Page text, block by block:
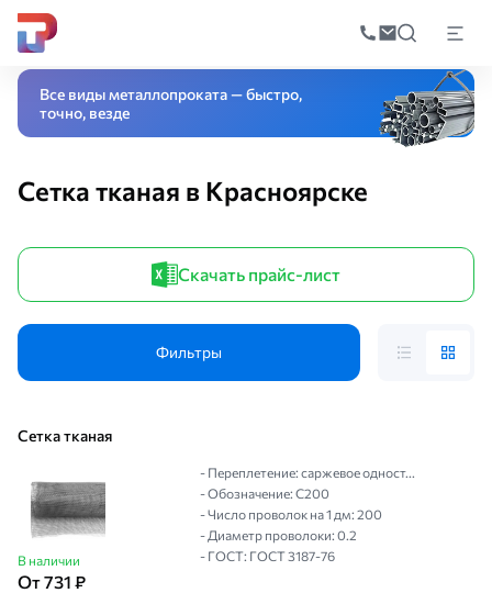
по
Главная Сетка тканая
Все виды металлопроката — быстро,
точно, везде
Сетка тканая в Красноярске
Скачать прайс-лист
Фильтры
Сетка тканая
В наличии
От 731 ₽
- Переплетение: саржевое одност...
- Обозначение: С200
- Число проволок на 1 дм: 200
- Диаметр проволоки: 0.2
- ГОСТ: ГОСТ 3187-76